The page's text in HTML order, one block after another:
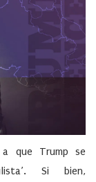
que Trump se
Si bien,